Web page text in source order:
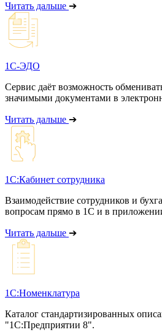
Читать дальше ➔
1С-ЭДО
Сервис даёт возможность
значимыми документами в
Читать дальше ➔
1С:Кабинет сотрудника
Взаимодействие сотрудников и
вопросам прямо в 1С и в
Читать дальше ➔
1С:Номенклатура
Каталог стандартизированных
"1С:Предприятии 8".